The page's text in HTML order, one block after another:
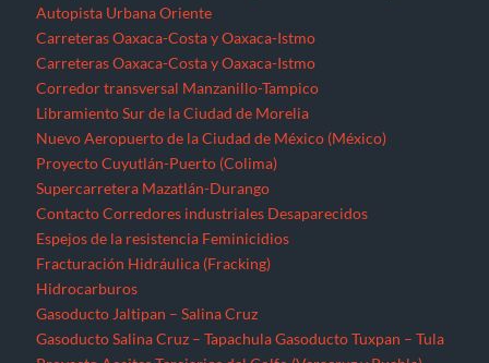
Hidrocarburos
Gasoducto Jaltipan – Salina Cruz
Gasoducto Salina Cruz – TapachulaGasoducto Tuxpan – Tula
Proyecto Aceites Terciarios del Golfo (Veracruz y Puebla)
Sistema de Transporte de Gas Natural Norte-Noroeste
Home JornalerosMEGAPROYECTOSMichoacánMigrantes
Militarización
Minería
Minería en el Cerro de San Pedro
Minería en el Istmo de Tehuantepec
MorelosNayaritNOTICIASNoticias Nacionales
OaxacaPalabras del EZLN
Parques eólicos
Corredor Eólico del Istmo de Tehuantepec